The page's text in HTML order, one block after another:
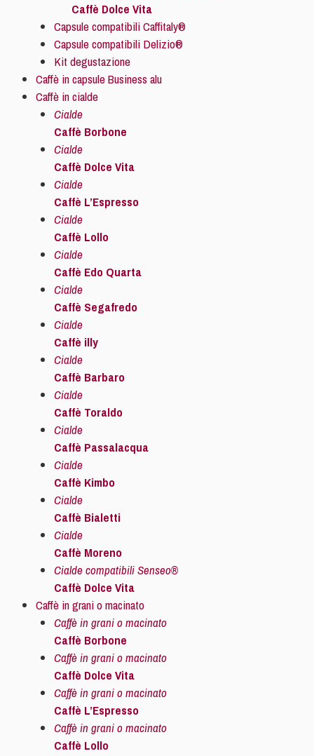
Caffè Dolce Vita
Capsule compatibili Caffitaly®
Capsule compatibili Delizio®
Kit degustazione
Caffè in capsule Business alu
Caffè in cialde
Cialde
Caffè Borbone
Cialde
Caffè Dolce Vita
Cialde
Caffè L’Espresso
Cialde
Caffè Lollo
Cialde
Caffè Edo Quarta
Cialde
Caffè Segafredo
Cialde
Caffè illy
Cialde
Caffè Barbaro
Cialde
Caffè Toraldo
Cialde
Caffè Passalacqua
Cialde
Caffè Kimbo
Cialde
Caffè Bialetti
Cialde
Caffè Moreno
Cialde compatibili Senseo®
Caffè Dolce Vita
Caffè in grani o macinato
Caffè in grani o macinato
Caffè Borbone
Caffè in grani o macinato
Caffè Dolce Vita
Caffè in grani o macinato
Caffè L’Espresso
Caffè in grani o macinato
Caffè Lollo